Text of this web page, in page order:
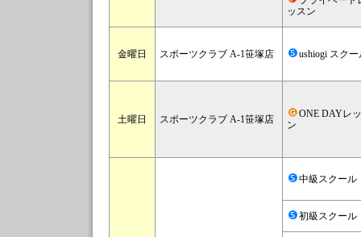
ッスン
金曜日 スポーツクラブ A-1笹塚店 ushiogi スクー
土曜日 スポーツクラブ A-1笹塚店
ONE DAYレ
ン
中級スクール
初級スクール